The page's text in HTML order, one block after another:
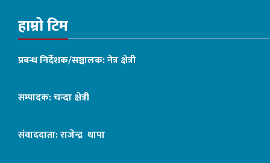
हाम्रो टिम
प्रबन्ध निर्देशक/सञ्चालक: नेत्र क्षेत्री
सम्पादक: चन्दा क्षेत्री
संवाददाता: राजेन्द्र थापा